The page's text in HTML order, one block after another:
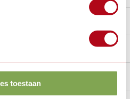
toestaan